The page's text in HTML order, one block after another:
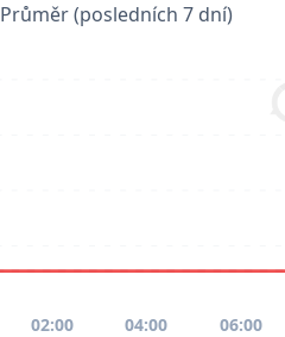
Průměr (posledních 7 dní)
02:00 04:00 06:00